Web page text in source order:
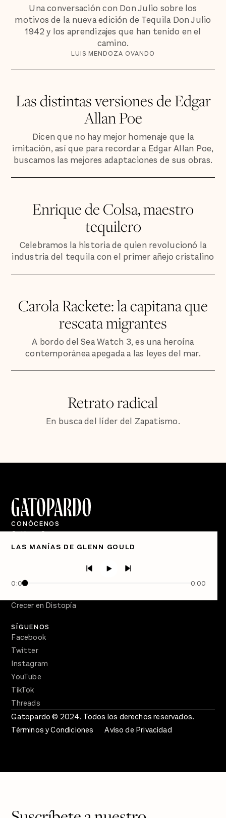
Una conversación con Don Julio sobre los
motivos de la nueva edición de Tequila Don Julio
1942 y los aprendizajes que han tenido en el
camino.
LUIS MENDOZA OVANDO
Las distintas versiones de Edgar
Allan Poe
Dicen que no hay mejor homenaje que la
imitación, así que para recordar a Edgar Allan Poe,
buscamos las mejores adaptaciones de sus obras.
Enrique de Colsa, maestro
tequilero
Celebramos la historia de quien revolucionó la
industria del tequila con el primer añejo cristalino
Carola Rackete: la capitana que
rescata migrantes
A bordo del Sea Watch 3, es una heroína
contemporánea apegada a las leyes del mar.
Retrato radical
En busca del líder del Zapatismo.
LAS MANÍAS DE GLENN GOULD
0:00 0:00
CONÓCENOS
Quiénes Somos
Directorio
Semanario Gatopardo
Crecer en Distopía
SÍGUENOS
Facebook
Twitter
Instagram
YouTube
TikTok
Threads
Gatopardo © 2024. Todos los derechos reservados.
Términos y Condiciones
Aviso de Privacidad